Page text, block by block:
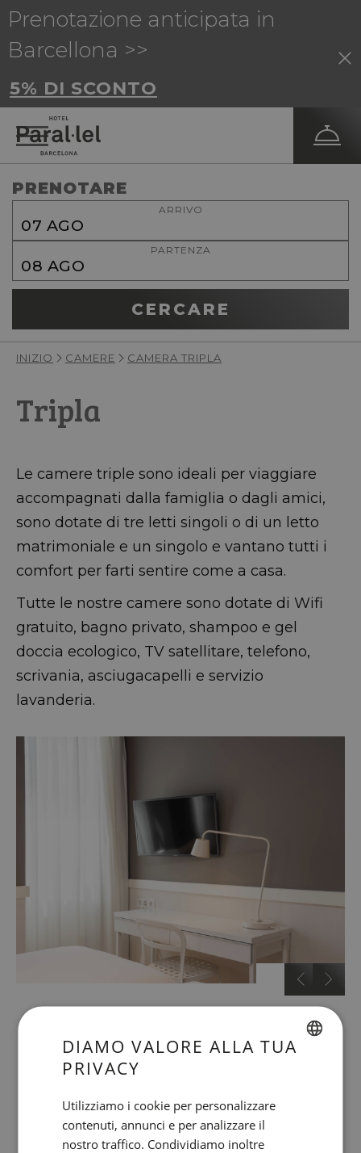
Prenotazione anticipata in
Barcellona >>
5% DI SCONTO
PRENOTARE
ARRIVO
07 AGO
PARTENZA
08 AGO
CERCARE
INIZIO CAMERE CAMERA TRIPLA
Tripla
Le camere triple sono ideali per viaggiare
accompagnati dalla famiglia o dagli amici,
sono dotate di tre letti singoli o di un letto
matrimoniale e un singolo e vantano tutti i
comfort per farti sentire come a casa.
Tutte le nostre camere sono dotate di Wifi
gratuito, bagno privato, shampoo e gel
doccia ecologico, TV satellitare, telefono,
scrivania, asciugacapelli e servizio
lavanderia.
…
DIAMO VALORE ALLA TUA
PRIVACY
Utilizziamo i cookie per personalizzare
contenuti, annunci e per analizzare il
nostro traffico. Condividiamo inoltre